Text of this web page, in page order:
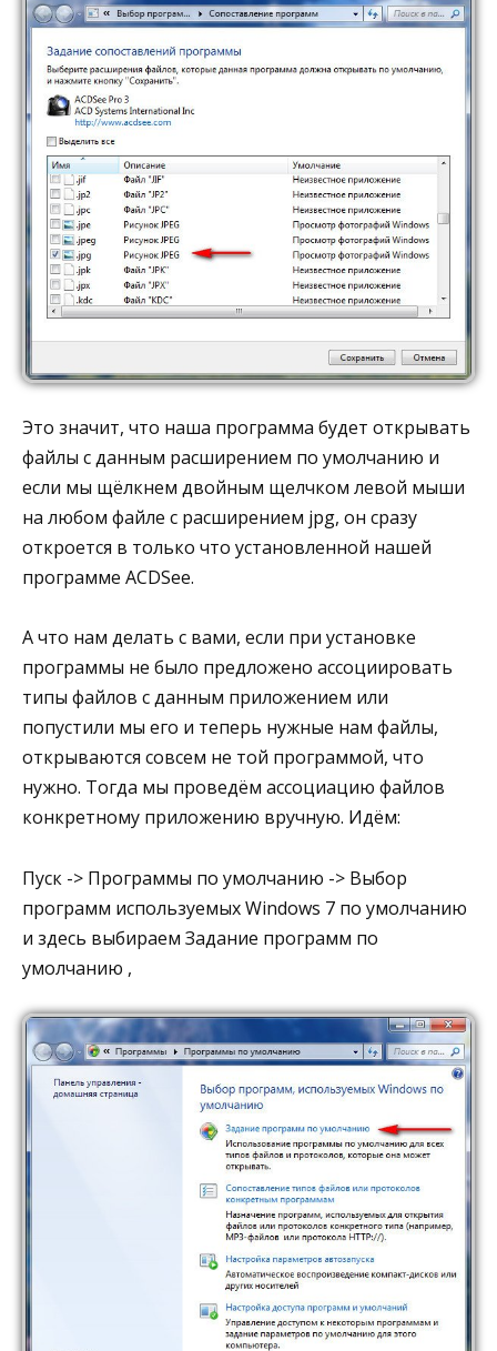
Это значит, что наша программа будет открывать
файлы с данным расширением по умолчанию и
если мы щёлкнем двойным щелчком левой мыши
на любом файле с расширением jpg, он сразу
откроется в только что установленной нашей
программе ACDSee.
А что нам делать с вами, если при установке
программы не было предложено ассоциировать
типы файлов с данным приложением или
попустили мы его и теперь нужные нам файлы,
открываются совсем не той программой, что
нужно. Тогда мы проведём ассоциацию файлов
конкретному приложению вручную. Идём:
Пуск -> Программы по умолчанию -> Выбор
программ используемых Windows 7 по умолчанию
и здесь выбираем Задание программ по
умолчанию ,